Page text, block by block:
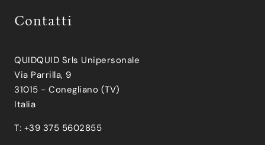
Contatti
QUIDQUID Srls Unipersonale
Via Parrilla, 9
31015 - Conegliano (TV)
Italia
T: +39 375 5602855